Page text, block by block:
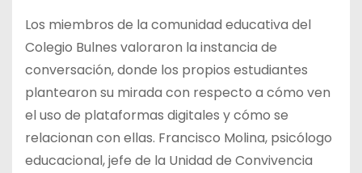
Los miembros de la comunidad educativa del
Colegio Bulnes valoraron la instancia de
conversación, donde los propios estudiantes
plantearon su mirada con respecto a cómo ven
el uso de plataformas digitales y cómo se
relacionan con ellas. Francisco Molina, psicólogo
educacional, jefe de la Unidad de Convivencia